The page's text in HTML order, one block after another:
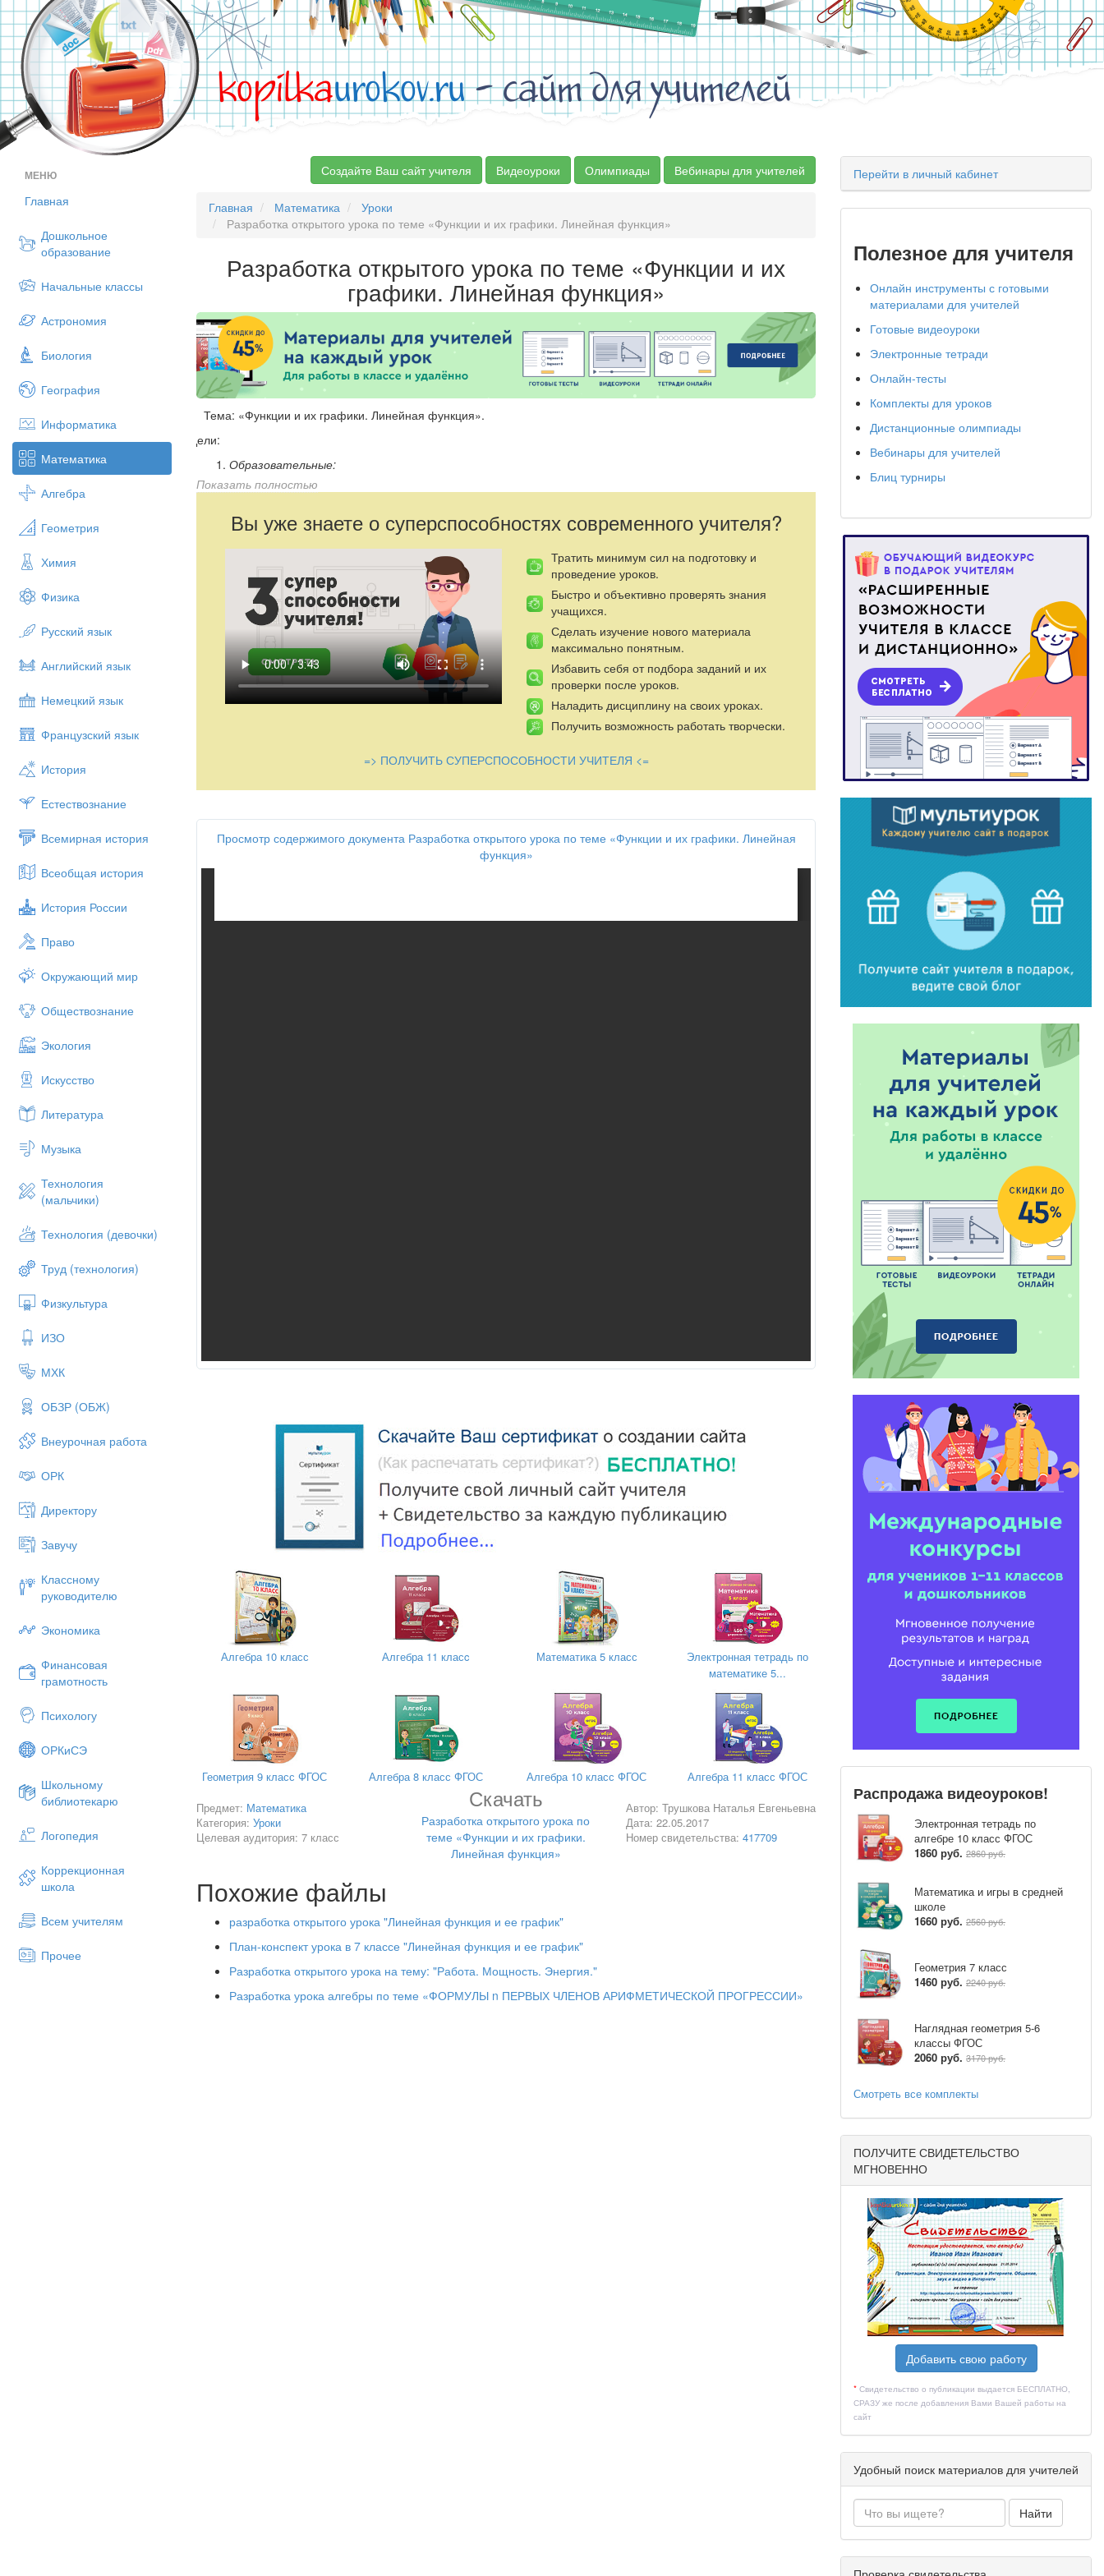
kopilkaurokov.ru- сайт для учителей
МЕНЮ
Главная
Дошкольное
образование
Начальные классы
Астрономия
Биология
География
Информатика
Математика
Алгебра
Геометрия
Химия
Физика
Русский язык
Английский язык
Немецкий язык
Французский язык
История
Естествознание
Всемирная история
Всеобщая история
История России
Право
Окружающий мир
Обществознание
Экология
Искусство
Литература
Музыка
Технология
(мальчики)
Технология (девочки)
Труд (технология)
Физкультура
ИЗО
МХК
ОБЗР (ОБЖ)
Внеурочная работа
ОРК
Директору
Завучу
Классному
руководителю
Экономика
Финансовая
грамотность
Психологу
ОРКиСЭ
Школьному
библиотекарю
Логопедия
Коррекционная
школа
Всем учителям
Прочее
Создайте Ваш сайт учителя Видеоуроки Олимпиады Вебинары для учителей
Главная Математика
Уроки
Разработка открытого урока по теме «Функции и их графики. Линейная функция»
Разработка открытого урока по теме «Функции и их
графики. Линейная функция»
Тема: «Функции и их графики. Линейная функция».
Цели:
Образовательные:
обобщить и систематизировать изученный материал:
а) определение функции;
б) вычисление значений функции по формуле;
г) определение прямой пропорциональности и её графика;
д) определение линейной функции и её графика.
проверить степень усвоения учащимися изученного материала в ходе самостоятельной работы.
Развивающие:
совершенствовать умения учащихся в построении графиков прямой пропорциональности и линейной
функции;
развивать логическое мышление, математическую речь учащихся в ходе обоснований выполняемых
развивать интерес к предмету.
воспитывать познавательную активность; воспитывать сознательное отношение к учению.
Алгебра 7 класс. Учебник для общеобразовательных учреждений под редакцией С.А. Теляковского. Москва
Показать полностью
Вы уже знаете о суперспособностях современного учителя?
Тратить минимум сил на подготовку и
проведение уроков.
Быстро и объективно проверять знания
учащихся.
Сделать изучение нового материала
максимально понятным.
Избавить себя от подбора заданий и их
проверки после уроков.
Наладить дисциплину на своих уроках.
Получить возможность работать творчески.
=> ПОЛУЧИТЬ СУПЕРСПОСОБНОСТИ УЧИТЕЛЯ <=
Просмотр содержимого документа Разработка открытого урока по теме «Функции и их графики. Линейная
функция»
Алгебра 10 класс Алгебра 11 класc Математика 5 класс
Электронная тетрадь по
математике 5...
Геометрия 9 класс ФГОС Алгебра 8 класс ФГОС Алгебра 10 класс ФГОС
Алгебра 11 класс ФГОС
Предмет: Математика
Категория: Уроки
Целевая аудитория: 7 класс
Скачать
Разработка открытого урока по
теме «Функции и их графики.
Линейная функция»
Автор: Трушкова Наталья Евгеньевна
Дата: 22.05.2017
Номер свидетельства: 417709
Похожие файлы
разработка открытого урока "Линейная функция и ее график"
План-конспект урока в 7 классе "Линейная функция и ее график"
Разработка открытого урока на тему: "Работа. Мощность. Энергия."
Разработка урока алгебры по теме «ФОРМУЛЫ n ПЕРВЫХ ЧЛЕНОВ АРИФМЕТИЧЕСКОЙ ПРОГРЕССИИ»
Перейти в личный кабинет
Полезное для учителя
Онлайн инструменты с готовыми
материалами для учителей
Готовые видеоуроки
Электронные тетради
Онлайн-тесты
Комплекты для уроков
Дистанционные олимпиады
Вебинары для учителей
Блиц турниры
Распродажа видеоуроков!
Электронная тетрадь по
алгебре 10 класс ФГОС
1860 руб. 2860 руб.
Математика и игры в средней
школе
1660 руб. 2560 руб.
Геометрия 7 класс
1460 руб. 2240 руб.
Наглядная геометрия 5-6
классы ФГОС
2060 руб. 3170 руб.
Смотреть все комплекты
ПОЛУЧИТЕ СВИДЕТЕЛЬСТВО
МГНОВЕННО
Добавить свою работу
* Свидетельство о публикации выдается БЕСПЛАТНО,
СРАЗУ же после добавления Вами Вашей работы на
сайт
Удобный поиск материалов для учителей
Найти